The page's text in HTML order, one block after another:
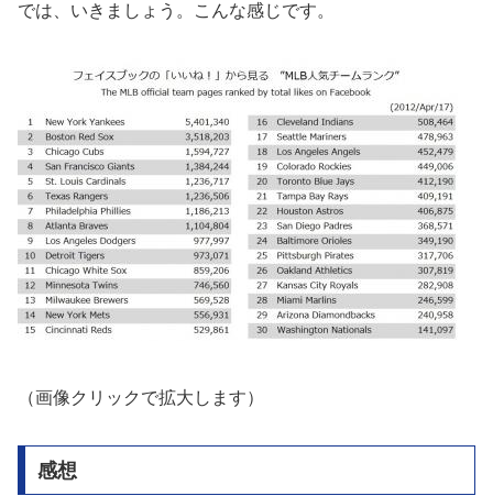
では、いきましょう。こんな感じです。
（画像クリックで拡大します）
感想